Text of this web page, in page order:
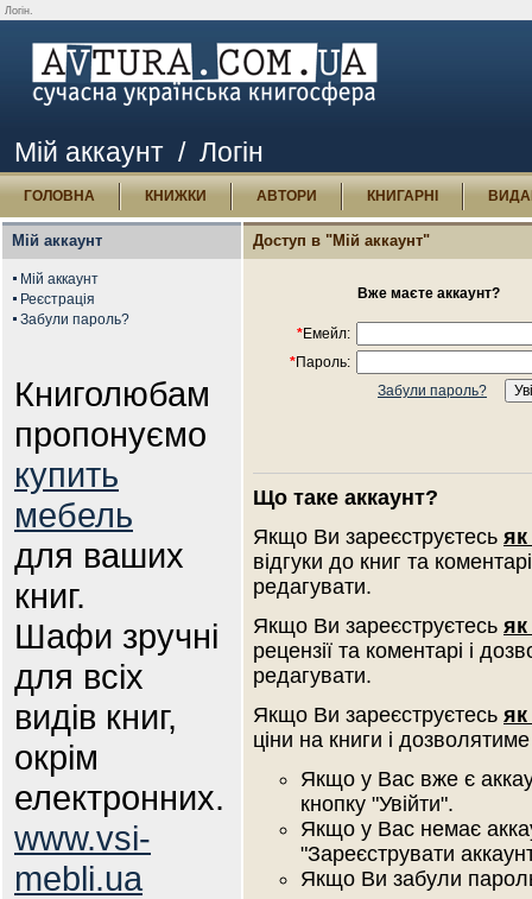
Логін.
Мій аккаунт / Логін
ГОЛОВНА КНИЖКИ АВТОРИ КНИГАРНІ
Мій аккаунт
Мій аккаунт
Реєстрація
Забули пароль?
Книголюбам
пропонуємо
купить
мебель
для ваших
книг.
Шафи зручні
для всіх
видів книг,
окрім
електронних.
www.vsi-
mebli.ua
Доступ в "Мій аккаунт"
Вже маєте аккаунт?
*Емейл:
*Пароль:
Забули пароль?
Що таке аккаунт?
Якщо Ви зареєструєтесь як
відгуки до книг та
редагувати.
Якщо Ви зареєструєтесь
рецензії та коментарі і
редагувати.
Якщо Ви зареєструєтесь як
ціни на книги і
Якщо у Вас вже є
кнопку "Увійти".
Якщо у Вас немає
"Зареєструвати
Якщо Ви забули